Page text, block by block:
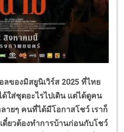
งมิสยูนิเวิร์ส 2025 ที่ไทย
ด้ใส่ชุดอะไรไปเดิน แต่ได้ดูคน
ายๆ คนที่ได้มีโอกาสโชว์ เราก็
ดี๋ยวต้องทำการบ้านก่อนกับโชว์